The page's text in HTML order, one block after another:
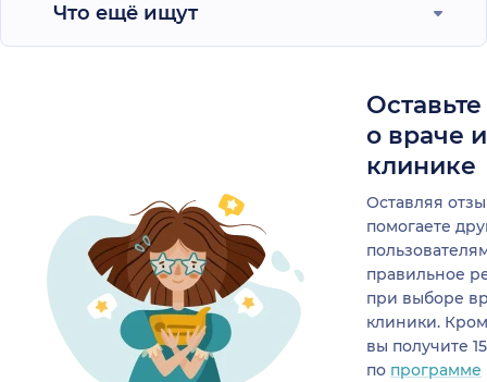
Что ещё ищут
о враче
клинике
Оставляя
помогаете
правильное
при выборе
клиники.
вы получите
по программе